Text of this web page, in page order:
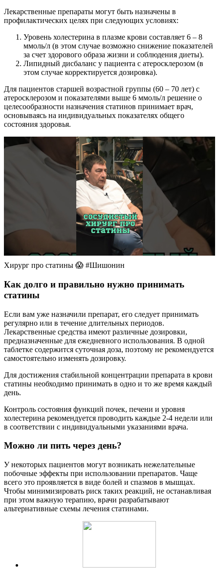
Лекарственные препараты могут быть назначены в
профилактических целях при следующих условиях:
Уровень холестерина в плазме крови составляет 6 – 8
ммоль/л (в этом случае возможно снижение показателей
за счет здорового образа жизни и соблюдения диеты).
Липидный дисбаланс у пациента с атеросклерозом (в
этом случае корректируется дозировка).
Для пациентов старшей возрастной группы (60 – 70 лет) с
атеросклерозом и показателями выше 6 ммоль/л решение о
целесообразности назначения статинов принимает врач,
основываясь на индивидуальных показателях общего
состояния здоровья.
Хирург про статины 😱 #Шишонин
Как долго и правильно нужно принимать
статины
Если вам уже назначили препарат, его следует принимать
регулярно или в течение длительных периодов.
Лекарственные средства имеют различные дозировки,
предназначенные для ежедневного использования. В одной
таблетке содержится суточная доза, поэтому не рекомендуется
самостоятельно изменять дозировку.
Для достижения стабильной концентрации препарата в крови
статины необходимо принимать в одно и то же время каждый
день.
Контроль состояния функций почек, печени и уровня
холестерина рекомендуется проводить каждые 2-4 недели или
в соответствии с индивидуальными указаниями врача.
Можно ли пить через день?
У некоторых пациентов могут возникать нежелательные
побочные эффекты при использовании препаратов. Чаще
всего это проявляется в виде болей и спазмов в мышцах.
Чтобы минимизировать риск таких реакций, не останавливая
при этом важную терапию, врачи разрабатывают
альтернативные схемы лечения статинами.